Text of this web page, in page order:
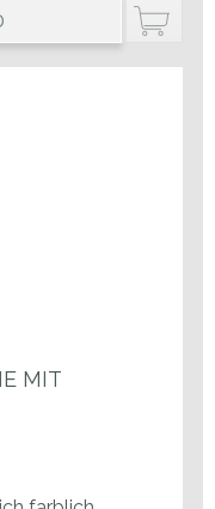
MIT